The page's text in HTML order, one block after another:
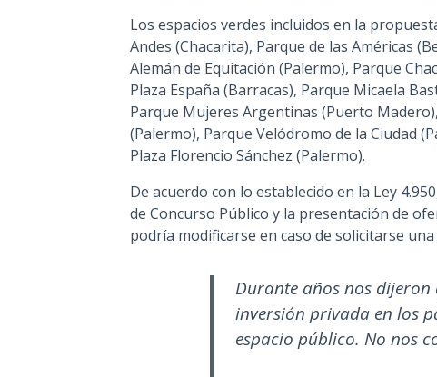
Los espacios verdes incluidos en la
Andes (Chacarita), Parque de las Américas
Alemán de Equitación (Palermo), Parque
Plaza España (Barracas), Parque Micaela
Parque Mujeres Argentinas (Puerto
(Palermo), Parque Velódromo de la Ciudad
Plaza Florencio Sánchez (Palermo).
De acuerdo con lo establecido en la Ley
de Concurso Público y la presentación de
podría modificarse en caso de solicitarse
Durante años nos
inversión privada en los
espacio público. No nos